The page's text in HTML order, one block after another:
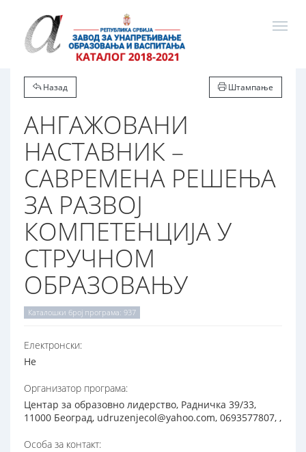
Назад Штампање
АНГАЖОВАНИ
НАСТАВНИК –
САВРЕМЕНА РЕШЕЊА
ЗА РАЗВОЈ
КОМПЕТЕНЦИЈА У
СТРУЧНОМ
ОБРАЗОВАЊУ
Каталошки број програма: 937
Електронски:
Не
Организатор програма:
Центар за образовно лидерство, Радничка 39/33,
11000 Београд, udruzenjecol@yahoo.com, 0693577807, ,
Особа за контакт: